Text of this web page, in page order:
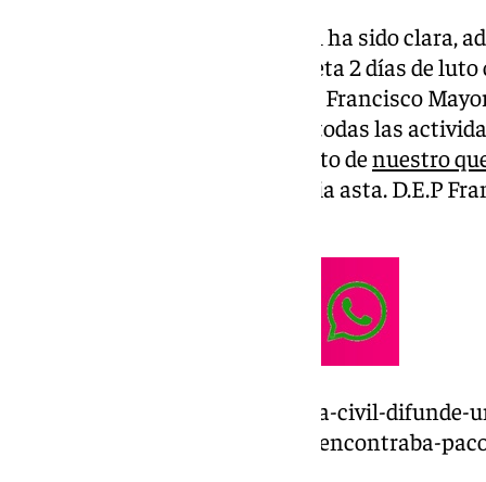
La primera acción institucional ha sido clara,
Ayuntamiento de Almogía decreta 2 días de
fallecimiento de nuestro vecino Francisco
15 y 16 de marzo, se suspenden todas las
luto y repulsa por el fallecimiento denuestro
Ayuntamiento ondearán a media asta. D.E.P
https://www.101tv.es/la-guardia-civil-difunde-
detenidos-indicando-donde-se-encontraba-